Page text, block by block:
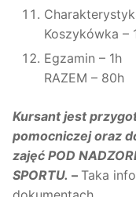
Koszykówka –
Egzamin – 1h
RAZEM – 80h
Kursant jest
pomocniczej oraz
zajęć POD
SPORTU. – Taka